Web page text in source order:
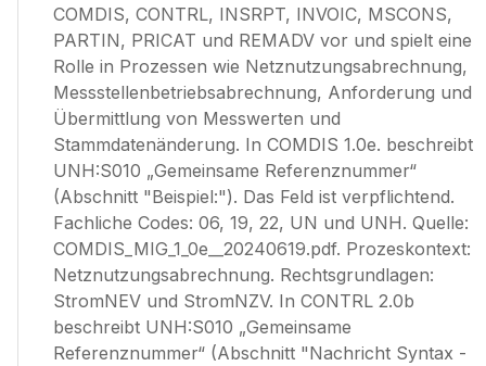
COMDIS, CONTRL, INSRPT, INVOIC, MSCONS,
PARTIN, PRICAT und REMADV vor und spielt eine
Rolle in Prozessen wie Netznutzungsabrechnung,
Messstellenbetriebsabrechnung, Anforderung und
Übermittlung von Messwerten und
Stammdatenänderung. In COMDIS 1.0e. beschreibt
UNH:S010 „Gemeinsame Referenznummer“
(Abschnitt "Beispiel:"). Das Feld ist verpflichtend.
Fachliche Codes: 06, 19, 22, UN und UNH. Quelle:
COMDIS_MIG_1_0e__20240619.pdf. Prozeskontext:
Netznutzungsabrechnung. Rechtsgrundlagen:
StromNEV und StromNZV. In CONTRL 2.0b
beschreibt UNH:S010 „Gemeinsame
Referenznummer“ (Abschnitt "Nachricht Syntax -